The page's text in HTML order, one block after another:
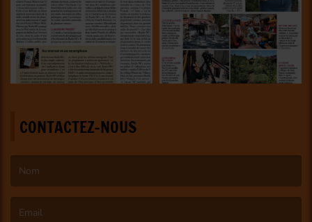
CONTACTEZ-NOUS